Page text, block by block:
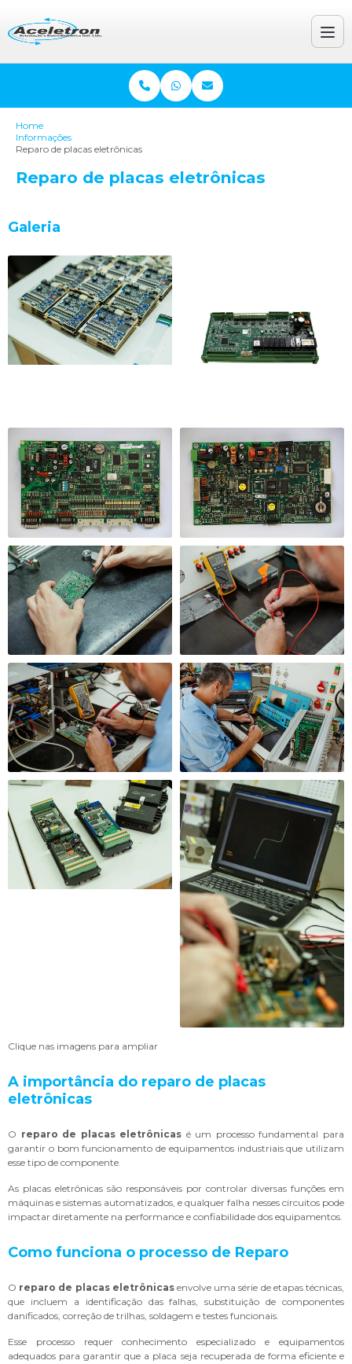
Home
Informações
Reparo de placas eletrônicas
Reparo de placas eletrônicas
Galeria
Clique nas imagens para ampliar
A importância do reparo de placas
eletrônicas
O reparo de placas eletrônicas é um processo fundamental para
garantir o bom funcionamento de equipamentos industriais que utilizam
esse tipo de componente.
As placas eletrônicas são responsáveis por controlar diversas funções em
máquinas e sistemas automatizados, e qualquer falha nesses circuitos pode
impactar diretamente na performance e confiabilidade dos equipamentos.
Como funciona o processo de Reparo
O reparo de placas eletrônicasenvolve uma série de etapas técnicas,
que incluem a identificação das falhas, substituição de componentes
danificados, correção de trilhas, soldagem e testes funcionais.
Esse processo requer conhecimento especializado e equipamentos
adequados para garantir que a placa seja recuperada de forma eficiente e